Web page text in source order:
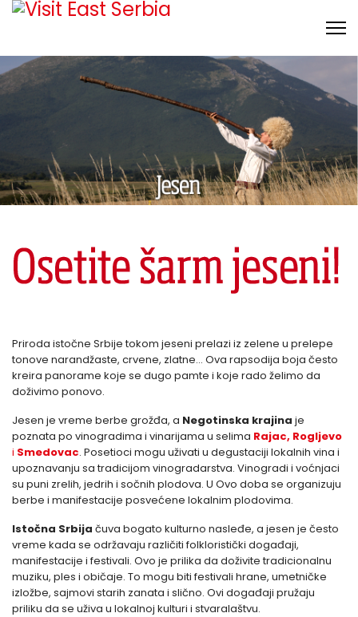
Priroda istočne Srbije tokom jeseni prelazi iz zelene u prelepe
tonove narandžaste, crvene, zlatne… Ova rapsodija boja često
kreira panorame koje se dugo pamte i koje rado želimo da
doživimo ponovo.
Jesen je vreme berbe grožđa, a Negotinska krajina je
poznata po vinogradima i vinarijama u selima Rajac, Rogljevo
i Smedovac. Posetioci mogu uživati u degustaciji lokalnih vina i
upoznavanju sa tradicijom vinogradarstva. Vinogradi i voćnjaci
su puni zrelih, jedrih i sočnih plodova. U Ovo doba se organizuju
berbe i manifestacije posvećene lokalnim plodovima.
Istočna Srbija čuva bogato kulturno nasleđe, a jesen je često
vreme kada se održavaju različiti folkloristički događaji,
manifestacije i festivali. Ovo je prilika da doživite tradicionalnu
muziku, ples i običaje. To mogu biti festivali hrane, umetničke
izložbe, sajmovi starih zanata i slično. Ovi događaji pružaju
priliku da se uživa u lokalnoj kulturi i stvaralaštvu.